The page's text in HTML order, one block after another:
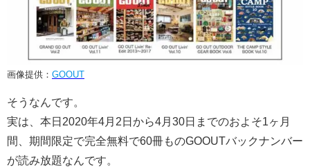
画像提供： GOOUT
そうなんです。
実は、本日2020年4月2日から4月30日までのおよそ1ヶ月
間、期間限定で完全無料で60冊ものGOOUTバックナンバー
が読み放題なんです。